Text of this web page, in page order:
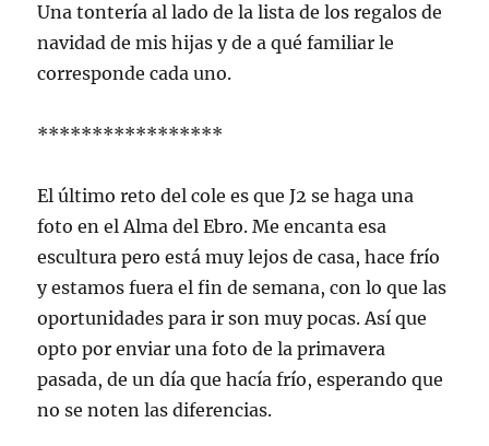
Una tontería al lado de la lista de los regalos de
navidad de mis hijas y de a qué familiar le
corresponde cada uno.
*****************
El último reto del cole es que J2 se haga una
foto en el Alma del Ebro. Me encanta esa
escultura pero está muy lejos de casa, hace frío
y estamos fuera el fin de semana, con lo que las
oportunidades para ir son muy pocas. Así que
opto por enviar una foto de la primavera
pasada, de un día que hacía frío, esperando que
no se noten las diferencias.